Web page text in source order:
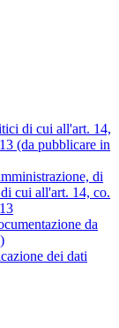
di cui all'art. 14,
(da pubblicare in
di
cui all'art. 14, co.
da
dei dati